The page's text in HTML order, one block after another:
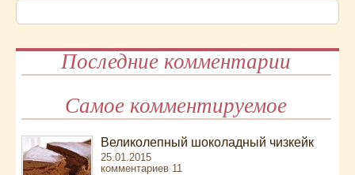
Последние комментарии
Самое комментируемое
Великолепный шоколадный чизкейк
25.01.2015
комментариев 11